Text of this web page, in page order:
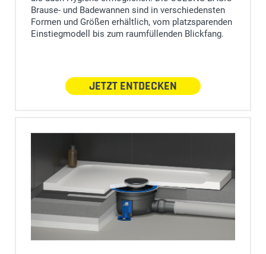
Brause- und Badewannen sind in verschiedensten
Formen und Größen erhältlich, vom platzsparenden
Einstiegmodell bis zum raumfüllenden Blickfang.
JETZT ENTDECKEN